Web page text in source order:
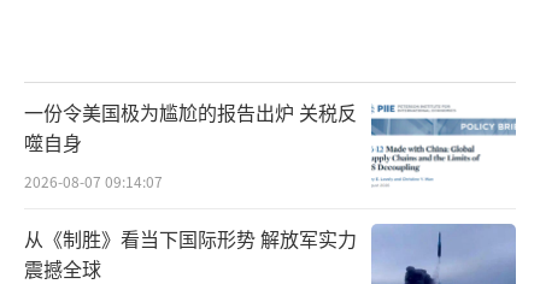
一份令美国极为尴尬的报告出炉 关税反
噬自身
2026-08-07 09:14:07
从《制胜》看当下国际形势 解放军实力
震撼全球